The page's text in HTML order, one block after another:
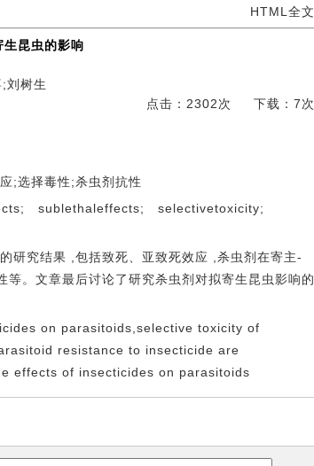
HTML全文
生昆虫的影响
刘树生
点击：2302次
下载：7次
;选择毒性;杀虫剂抗性
sublethaleffects; selectivetoxicity;
研究结果 ,包括致死、亚致死效应 ,杀虫剂在寄主-
。文章最后讨论了研究杀虫剂对拟寄生昆虫影响的
on parasitoids,selective toxicity of
resistance to insecticide are
effects of insecticides on parasitoids